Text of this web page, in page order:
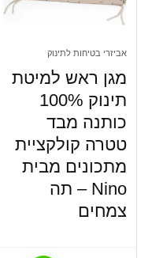
אביזרי בטיחות לתינוק
מגן ראש למיטת
תינוק 100%
כותנה מבד
טטרה קולקציית
מתכונים מבית
Nino – תה
צמחים